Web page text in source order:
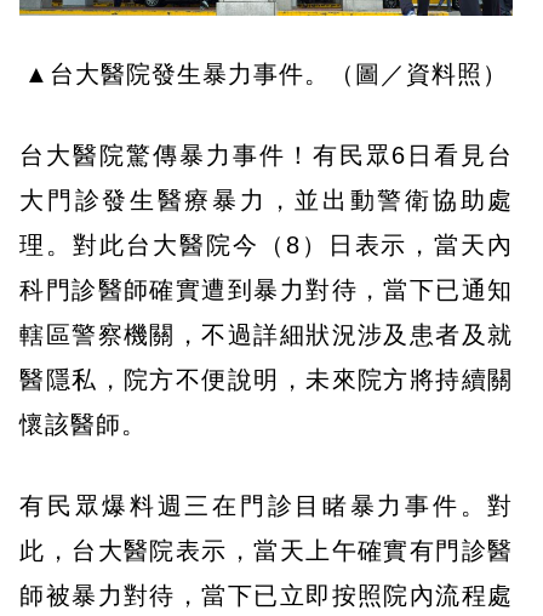
▲台大醫院發生暴力事件。（圖／資料照）
台大醫院驚傳暴力事件！有民眾6日看見台
大門診發生醫療暴力，並出動警衛協助處
理。對此台大醫院今（8）日表示，當天內
科門診醫師確實遭到暴力對待，當下已通知
轄區警察機關，不過詳細狀況涉及患者及就
醫隱私，院方不便說明，未來院方將持續關
懷該醫師。
有民眾爆料週三在門診目睹暴力事件。對
此，台大醫院表示，當天上午確實有門診醫
師被暴力對待，當下已立即按照院內流程處